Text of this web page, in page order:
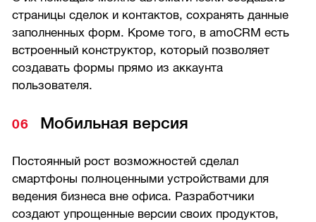
страницы сделок и контактов, сохранять данные
заполненных форм. Кроме того, в amoCRM есть
встроенный конструктор, который позволяет
создавать формы прямо из аккаунта
пользователя.
Мобильная версия
Постоянный рост возможностей сделал
смартфоны полноценными устройствами для
ведения бизнеса вне офиса. Разработчики
создают упрощенные версии своих продуктов,